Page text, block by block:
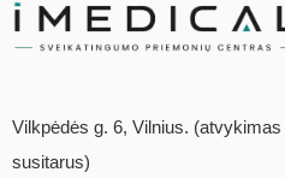
Vilkpėdės g. 6, Vilnius.
susitarus)